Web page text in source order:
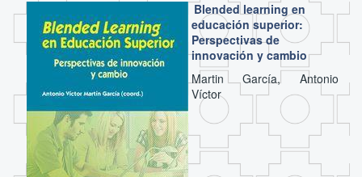
Blended learning en
educación superior:
Perspectivas de
innovación y cambio
Martin García, Antonio
Víctor